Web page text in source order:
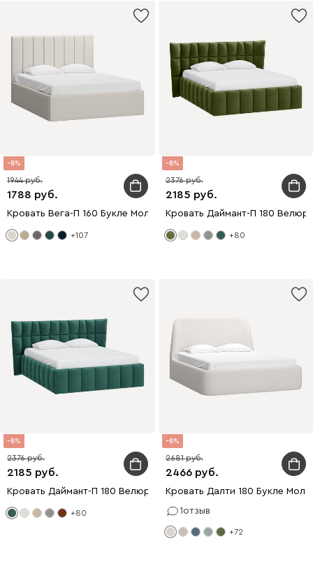
8
1788
1944
Кровать Вега-П 160 Букле Молочный
+107
8
2185
2376
Кровать Даймант-П 180 Велюр
+80
8
2185
2376
Кровать Даймант-П 180 Велюр Зеленый
+80
8
2466
2681
Кровать Далти 180 Букле
1отзыв
+72